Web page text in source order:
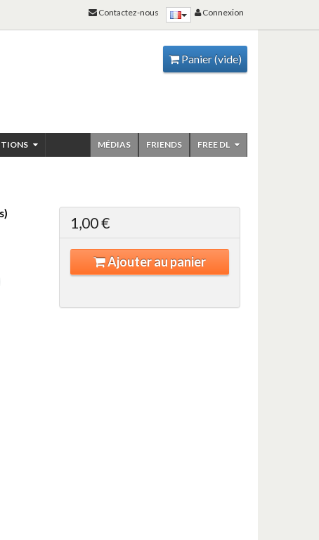
Panier(vide)
FREE DL
FRIENDS
MÉDIAS
1,00 €
Ajouter au panier
Connexion
Contactez-nous